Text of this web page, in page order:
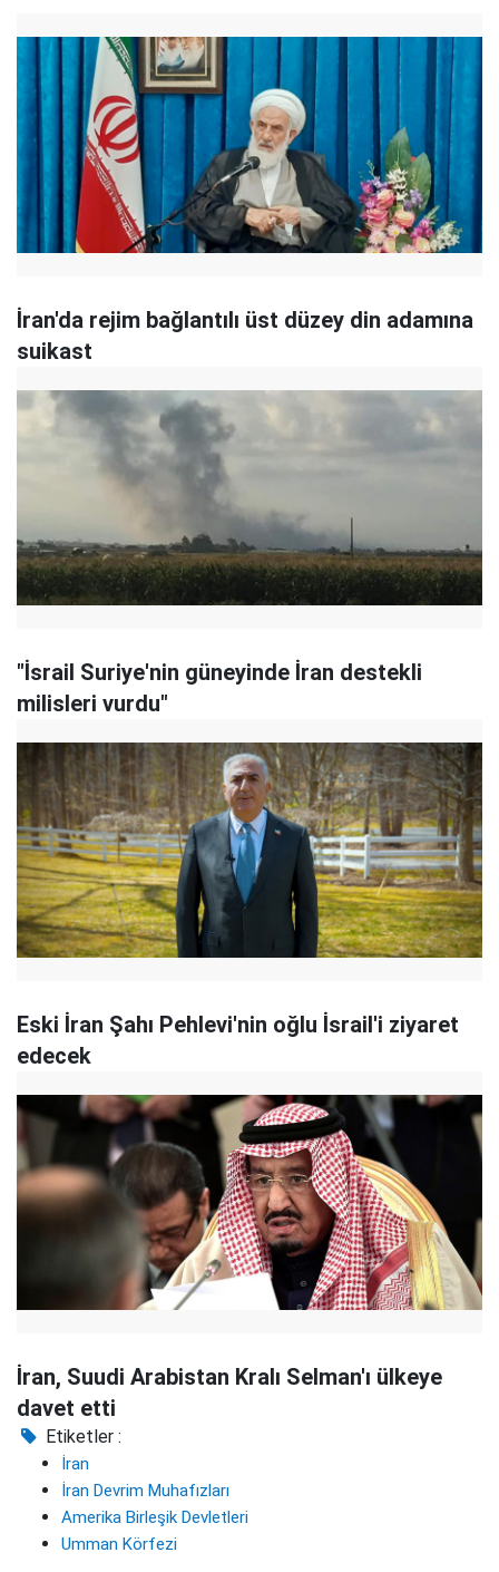
İran'da rejim bağlantılı üst düzey din adamına
suikast
"İsrail Suriye'nin güneyinde İran destekli
milisleri vurdu"
Eski İran Şahı Pehlevi'nin oğlu İsrail'i ziyaret
edecek
İran, Suudi Arabistan Kralı Selman'ı ülkeye
davet etti
Etiketler :
İran
İran Devrim Muhafızları
Amerika Birleşik Devletleri
Umman Körfezi